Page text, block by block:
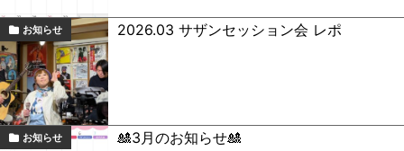
お知らせ 2026.03 サザンセッション会 レポ
お知らせ 🎎3月のお知らせ🎎